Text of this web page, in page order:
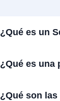
¿Qué es un
¿Qué es una
¿Qué son